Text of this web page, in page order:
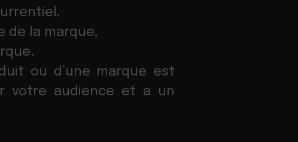
de la marque,
ou d’une marque est
votre audience et a un